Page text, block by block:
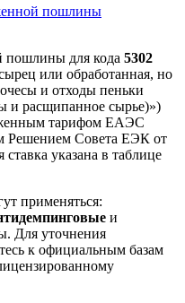
пошлины
пошлины для кода 5302
или обработанная, но
и отходы пеньки
и расщипанное сырье)»)
тарифом ЕАЭС
Совета ЕЭК от
указана в таблице
применяться:
и
Для уточнения
к официальным базам